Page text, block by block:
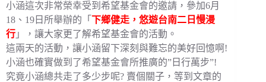
小涵這次非常榮幸受到希望基金會的邀請，參加6月
18、19日所舉辦的「 下鄉健走，悠遊台南二日慢漫
行 」，讓大家更了解希望基金會的活動。
這兩天的活動，讓小涵留下深刻與難忘的美好回憶啊!
小涵也確實做到了希望基金會所推廣的”日行萬步”!
究竟小涵總共走了多少步呢? 賣個關子，等到文章的